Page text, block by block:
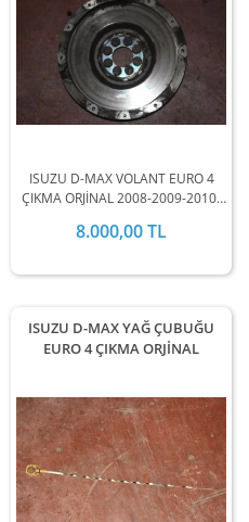
ISUZU D-MAX VOLANT EURO 4
ÇIKMA ORJİNAL 2008-2009-2010-
STOKLARIMIZDA MEVCUTTUR.
8.000,00 TL
ISUZU D-MAX YAĞ ÇUBUĞU
EURO 4 ÇIKMA ORJİNAL